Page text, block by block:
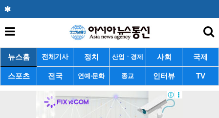
뉴스홈 전체기사 정치 산업ㆍ경제 사회 국제
스포츠 전국 연예·문화 종교 인터뷰 TV